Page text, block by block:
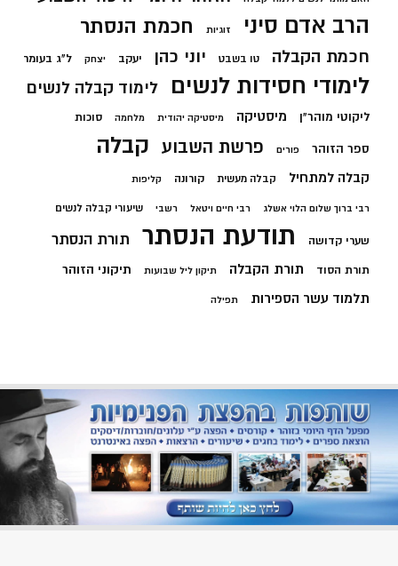
הרב אדם סיני זוגיות חכמת הנסתר
חכמת הקבלה טו בשבט יוני כהן יעקב יצחק ל"ג בעומר
לימודי חסידות לנשים לימוד קבלה לנשים
ליקוטי מוהר"ן מיסטיקה מיסטיקה יהודית מלחמה סוכות
ספר הזוהר פורים פרשת השבוע קבלה
קבלה למתחיל קבלה מעשית קורונה קליפות
רבי ברוך שלום הלוי אשלג רבי חיים ויטאל רשבי שיעורי קבלה לנשים
שערי קדושה תודעת הנסתר תורת הנסתר
תורת הסוד תורת הקבלה תיקון ליל שבועות תיקוני הזוהר
תלמוד עשר הספירות תפילה